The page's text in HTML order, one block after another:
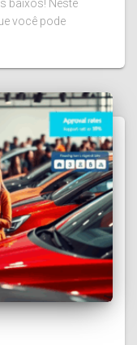
baixos! Neste
você pode